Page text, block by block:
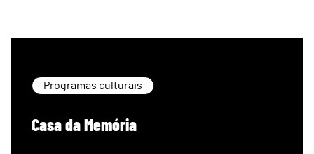
Programas culturais
Casa da Memória